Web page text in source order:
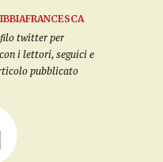
twitter per
i lettori, seguici e
pubblicato